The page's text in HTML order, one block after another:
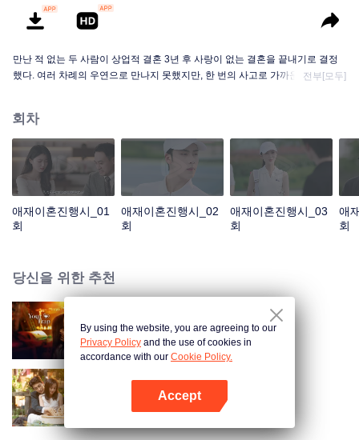
만난 적 없는 두 사람이 상업적 결혼 3년 후 사랑이 없는 결혼을 끝내기로 결정
했다. 여러 차례의 우연으로 만나지 못했지만, 한 번의 사고로 가까운 관계를 맺
다해 관계를 회복하려고 했다. 두 사람은 오해를 풀고 서로의 진심을 확인한 후,
함께 살아가기로 결심한다.
전부[모두]
회차
애재이혼진행시_01
회
애재이혼진행시_02
회
애재이혼진행시_03
회
애
회
당신을 위한 추천
보보심험
이애위계
By using the website, you are agreeing to our
Privacy Policy and the use of cookies in
accordance with our Cookie Policy.
Accept